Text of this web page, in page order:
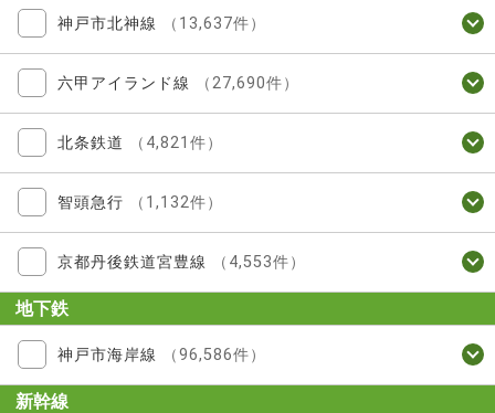
神戸市北神線 （13,637件）
六甲アイランド線 （27,690件）
北条鉄道 （4,821件）
智頭急行 （1,132件）
京都丹後鉄道宮豊線 （4,553件）
地下鉄
神戸市海岸線 （96,586件）
新幹線